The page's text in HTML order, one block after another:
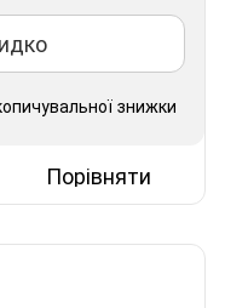
знижки
Порівняти